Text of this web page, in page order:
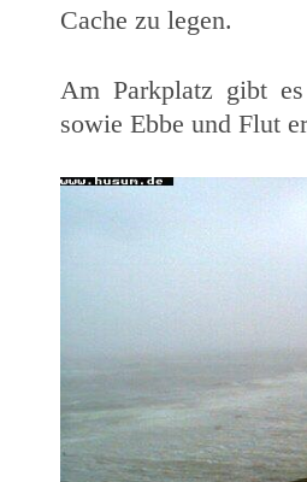
Cache zu legen.
Am Parkplatz gibt
sowie Ebbe und Flut